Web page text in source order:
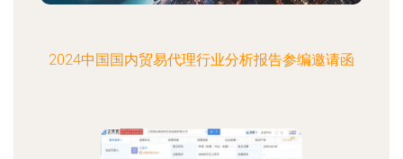
2024中国国内贸易代理行业分析报告参编邀请函